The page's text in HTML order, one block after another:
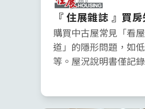
『 住展雜誌 』買
購買中古屋常見「看
道」的隱形問題，如
等。屋況說明書僅記